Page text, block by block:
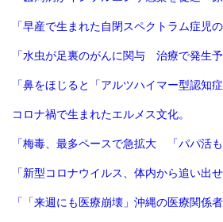
コロナ禍で生まれたエルメス文化。